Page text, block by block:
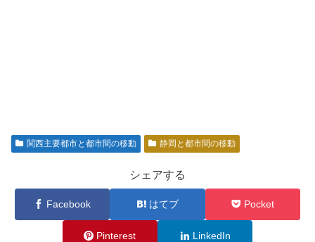
関西主要都市と都市間の移動 静岡と都市間の移動
シェアする
Facebook はてブ Pocket
Pinterest LinkedIn